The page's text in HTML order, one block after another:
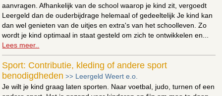
aanvragen. Afhankelijk van de school waarop je kind zit, vergoedt
Leergeld dan de ouderbijdrage helemaal of gedeeltelijk Je kind kan
dan wel genieten van de uitjes en extra's van het schoolleven. Zo
wordt je kind optimaal in staat gesteld om zich te ontwikkelen en...
Lees meer..
Sport: Contributie, kleding of andere sport
benodigdheden >> Leergeld Weert e.o.
Je wilt je kind graag laten sporten. Naar voetbal, judo, turnen of een